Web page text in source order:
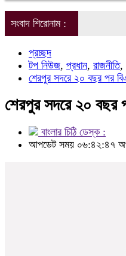
সংবাদ শিরোনাম :
প্রচ্ছদ
টপ নিউজ, প্রধান, রাজনীতি,
শেরপুর সদরে ২০ বছর পর
শেরপুর সদরে ২০ বছর
বাংলার চিঠি ডেস্ক :
আপডেট সময় ০৬:৪২:৪৭